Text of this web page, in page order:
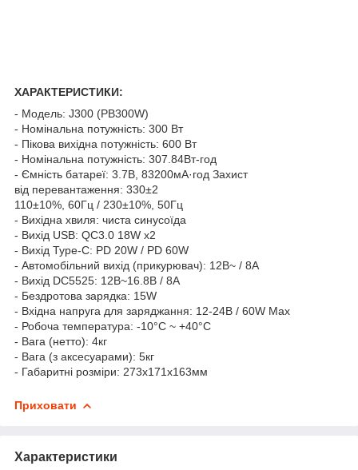
ХАРАКТЕРИСТИКИ:
- Модель: J300 (PB300W)
- Номінальна потужність: 300 Вт
- Пікова вихідна потужність: 600 Вт
- Номінальна потужність: 307.84Вт-год
- Ємність батареї: 3.7В, 83200мА·год Захист
від перевантаження: 330±2
110±10%, 60Гц / 230±10%, 50Гц
- Вихідна хвиля: чиста синусоїда
- Вихід USB: QC3.0 18W x2
- Вихід Type-C: PD 20W / PD 60W
- Автомобільний вихід (прикурювач): 12В~ / 8А
- Вихід DC5525: 12В~16.8В / 8А
- Бездротова зарядка: 15W
- Вхідна напруга для заряджання: 12-24В / 60W Max
- Робоча температура: -10°С ~ +40°С
- Вага (нетто): 4кг
- Вага (з аксесуарами): 5кг
- Габаритні розміри: 273x171x163мм
Приховати
Характеристики